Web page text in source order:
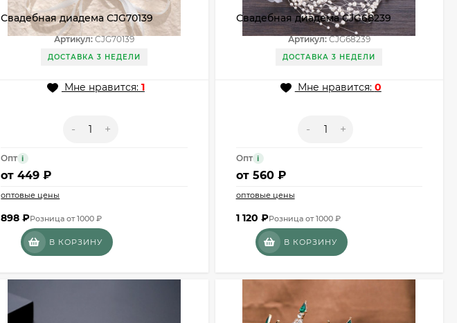
Свадебная диадема CJG70139
Артикул:CJG70139
ДОСТАВКА 3 НЕДЕЛИ
Мне нравится: 1
- +
Опт i
от449 ₽
оптовые цены
898₽Розница от 1000 ₽
В КОРЗИНУ
Свадебная диадема CJG68239
Артикул:CJG68239
ДОСТАВКА 3 НЕДЕЛИ
Мне нравится: 0
- +
Опт i
от 560 ₽
оптовые цены
1 120 ₽Розница от 1000 ₽
В КОРЗИНУ